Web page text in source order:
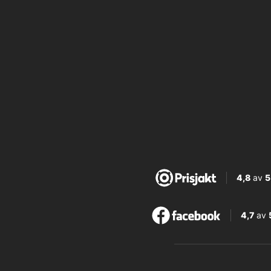
4,8 av5
4,7av